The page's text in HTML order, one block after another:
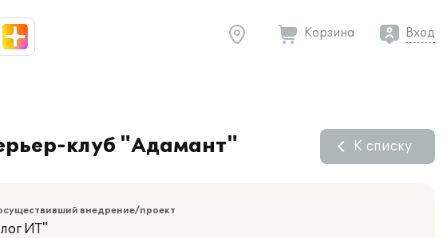
Корзина Вход
клуб "Адамант" К списку
внедрение/проект
ИТ"